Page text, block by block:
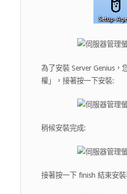
為了安裝 Server Genius，
權」，接著按一下安裝:
稍候安裝完成:
接著按一下 finish 結束安裝